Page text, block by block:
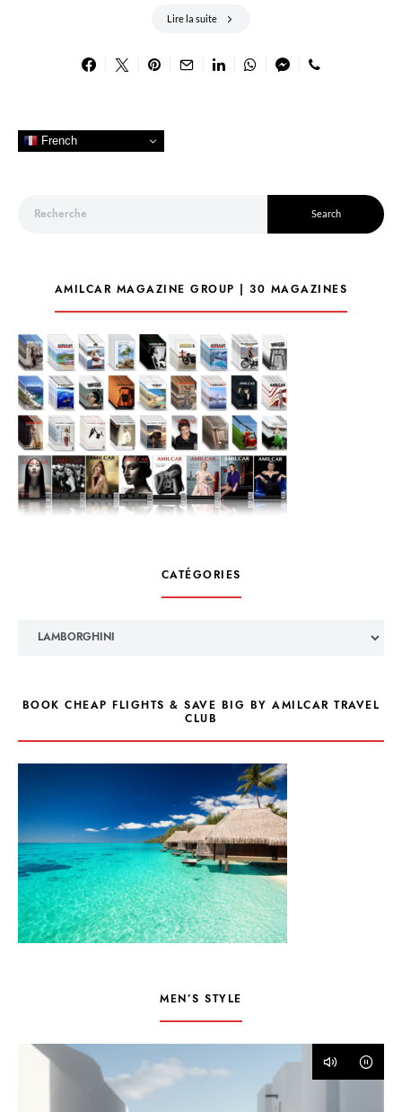
Lire la suite
French
Search
AMILCAR MAGAZINE GROUP | 30 MAGAZINES
CATÉGORIES
BOOK CHEAP FLIGHTS & SAVE BIG BY AMILCAR TRAVEL
CLUB
MEN’S STYLE